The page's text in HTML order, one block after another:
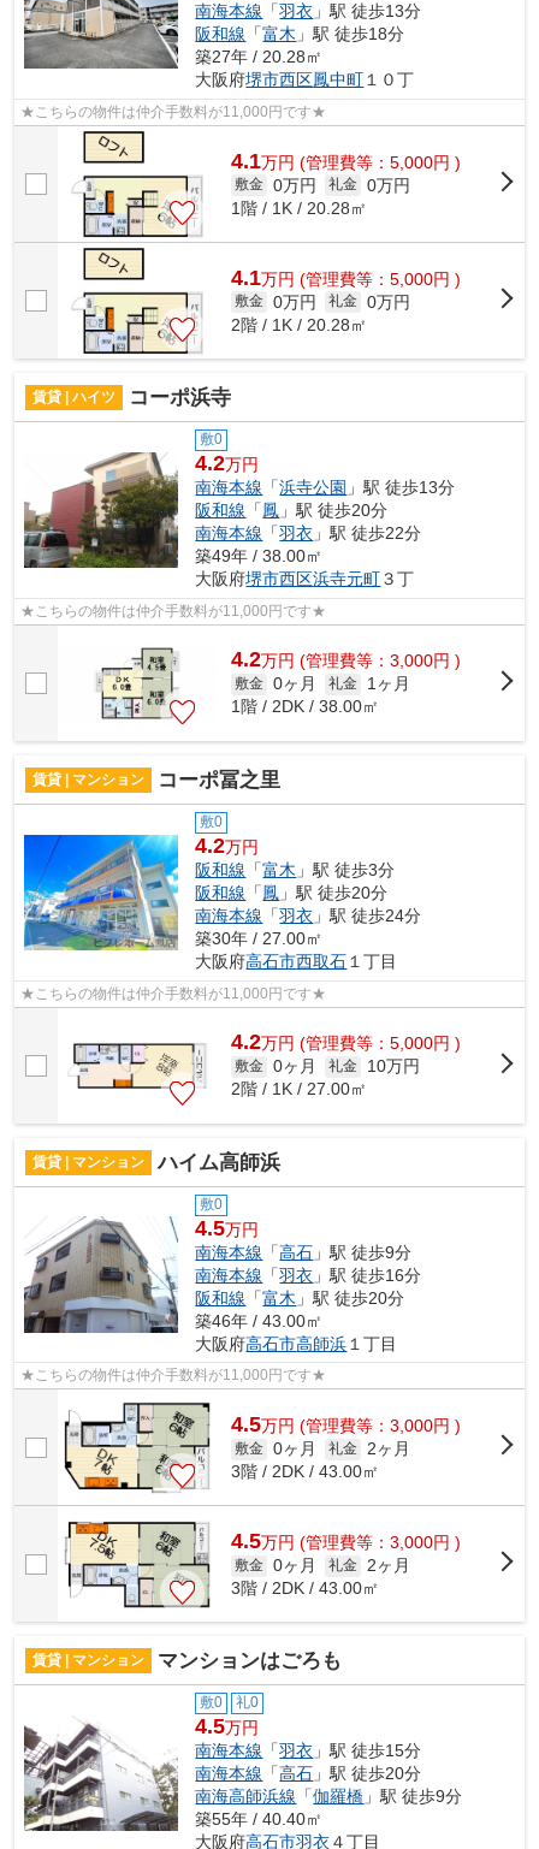
南海本線 「羽衣 」駅 徒歩13分
阪和線 「富木 」駅 徒歩18分
築27年 / 20.28㎡
大阪府堺市西区鳳中町 １０丁
★こちらの物件は仲介手数料が11,000円です★
4.1万円 (管理費等：5,000円 )
敷金 0万円 礼金 0万円
1階 / 1K / 20.28㎡
4.1万円 (管理費等：5,000円 )
敷金 0万円 礼金 0万円
2階 / 1K / 20.28㎡
賃貸 | ハイツ コーポ浜寺
敷0
4.2万円
南海本線 「浜寺公園 」駅 徒歩13分
阪和線 「鳳 」駅 徒歩20分
南海本線 「羽衣 」駅 徒歩22分
築49年 / 38.00㎡
大阪府堺市西区浜寺元町３丁
★こちらの物件は仲介手数料が11,000円です★
4.2万円 (管理費等：3,000円 )
敷金 0ヶ月 礼金
1ヶ月
1階 / 2DK / 38.00㎡
賃貸 | マンション コーポ冨之里
敷0
4.2万円
阪和線 「富木 」駅 徒歩3分
阪和線 「鳳 」駅 徒歩20分
南海本線 「羽衣 」駅 徒歩24分
築30年 / 27.00㎡
大阪府高石市西取石 １丁目
★こちらの物件は仲介手数料が11,000円です★
4.2万円 (管理費等：5,000円 )
敷金 0ヶ月 礼金
10万円
2階 / 1K / 27.00㎡
賃貸 | マンション ハイム高師浜
敷0
4.5万円
南海本線 「高石 」駅 徒歩9分
南海本線 「羽衣 」駅 徒歩16分
阪和線 「富木 」駅 徒歩20分
築46年 / 43.00㎡
大阪府高石市高師浜 １丁目
★こちらの物件は仲介手数料が11,000円です★
4.5万円 (管理費等：3,000円 )
敷金 0ヶ月 礼金
2ヶ月
3階 / 2DK / 43.00㎡
4.5万円 (管理費等：3,000円 )
敷金 0ヶ月 礼金
2ヶ月
3階 / 2DK / 43.00㎡
賃貸 | マンション マンションはごろも
敷0 礼0
4.5万円
南海本線 「羽衣 」駅 徒歩15分
南海本線 「高石 」駅 徒歩20分
南海高師浜線 「伽羅橋 」駅 徒歩9分
築55年 / 40.40㎡
大阪府高石市羽衣４丁目